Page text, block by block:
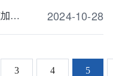
上海大学成功主办2024年材料电磁加工国际会议（EPM2024） 2024-10-28
3 4 5